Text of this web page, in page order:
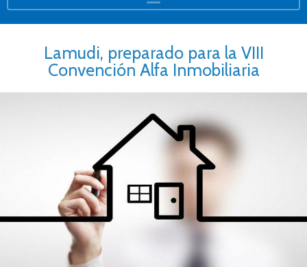
Lamudi, preparado para la VIII
Convención Alfa Inmobiliaria